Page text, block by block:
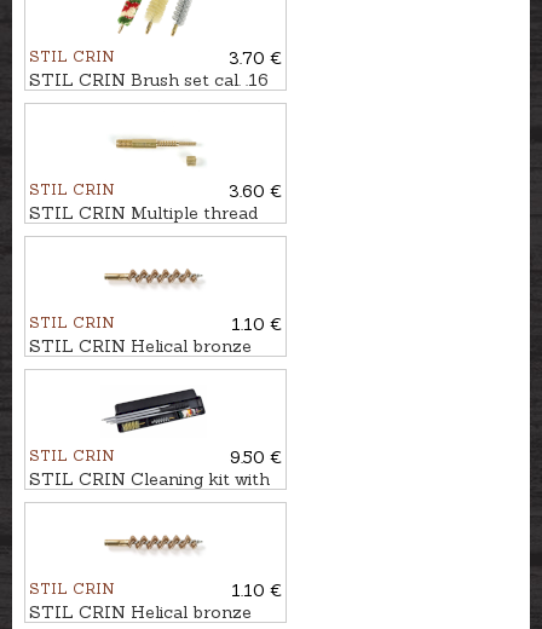
STIL CRIN
3.70 €
STIL CRIN Brush set cal. .16
STIL CRIN
3.60 €
STIL CRIN Multiple thread
brass jag for felt pads for
STIL CRIN
1.10 €
STIL CRIN Helical bronze
brush cal. 9mm
STIL CRIN
9.50 €
STIL CRIN Cleaning kit with
full aluminum rod cal. .20
STIL CRIN
1.10 €
STIL CRIN Helical bronze